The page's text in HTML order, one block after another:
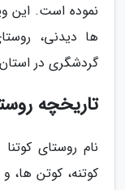
نموده است. این
ها دیدنی،
گردشگری در
تاریخچه
نام روستای کوتنا
کوتنه، کوتن ها،